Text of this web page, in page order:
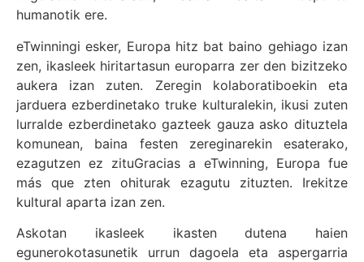
humanotik ere.
eTwinningi esker, Europa hitz bat baino gehiago izan
zen, ikasleek hiritartasun europarra zer den bizitzeko
aukera izan zuten. Zeregin kolaboratiboekin eta
jarduera ezberdinetako truke kulturalekin, ikusi zuten
lurralde ezberdinetako gazteek gauza asko dituztela
komunean, baina festen zereginarekin esaterako,
ezagutzen ez zituGracias a eTwinning, Europa fue
más que zten ohiturak ezagutu zituzten. Irekitze
kultural aparta izan zen.
Askotan ikasleek ikasten dutena haien
egunerokotasunetik urrun dagoela eta aspergarria